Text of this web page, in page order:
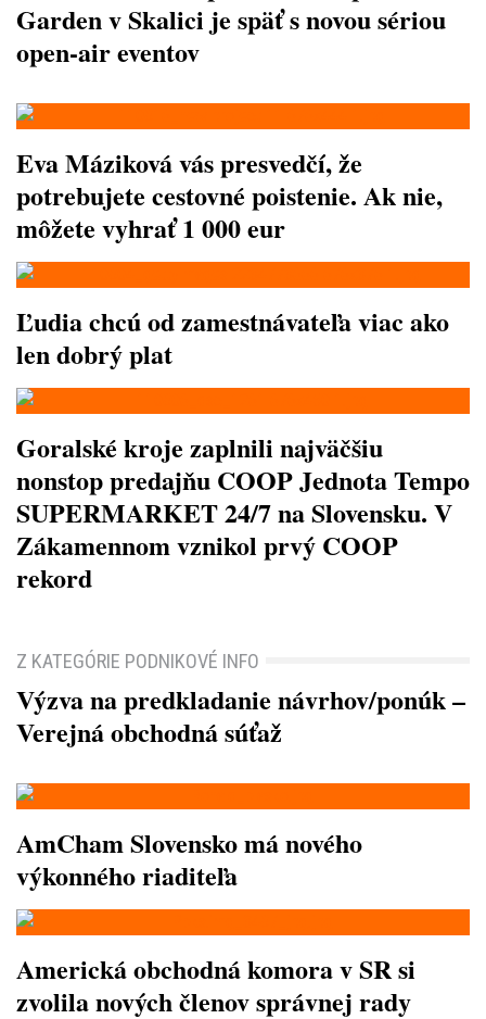
Garden v Skalici je späť s novou sériou
open-air eventov
Eva Máziková vás presvedčí, že
potrebujete cestovné poistenie. Ak nie,
môžete vyhrať 1 000 eur
Ľudia chcú od zamestnávateľa viac ako
len dobrý plat
Goralské kroje zaplnili najväčšiu
nonstop predajňu COOP Jednota Tempo
SUPERMARKET 24/7 na Slovensku. V
Zákamennom vznikol prvý COOP
rekord
Z KATEGÓRIE PODNIKOVÉ INFO
Výzva na predkladanie návrhov/ponúk –
Verejná obchodná súťaž
AmCham Slovensko má nového
výkonného riaditeľa
Americká obchodná komora v SR si
zvolila nových členov správnej rady